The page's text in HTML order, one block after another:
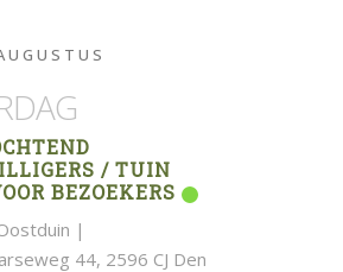
/ TUIN
BEZOEKERS
|
44, 2596 CJ Den